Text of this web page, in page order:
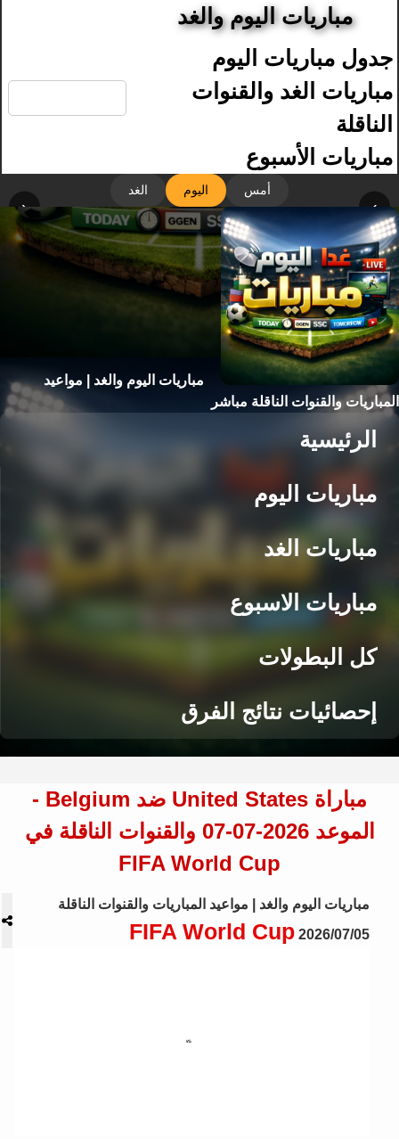
مباريات اليوم والغد
جدول مباريات اليوم
مباريات الغد والقنوات
الناقلة
مباريات الأسبوع
أمس اليوم الغد
‹ ›
مباريات اليوم والغد | مواعيد
المباريات والقنوات الناقلة مباشر
الرئيسية
مباريات اليوم
مباريات الغد
مباريات الاسبوع
كل البطولات
إحصائيات نتائج الفرق
مباراة United States ضد Belgium -
الموعد 2026-07-07 والقنوات الناقلة في
FIFA World Cup
مباريات اليوم والغد | مواعيد المباريات والقنوات الناقلة
FIFA World Cup 2026/07/05